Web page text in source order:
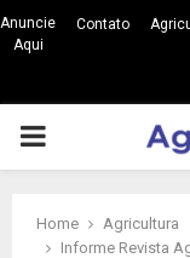
Anuncie
Aqui
Contato
PRIMARY
Home
Agricultura
Informe Revista